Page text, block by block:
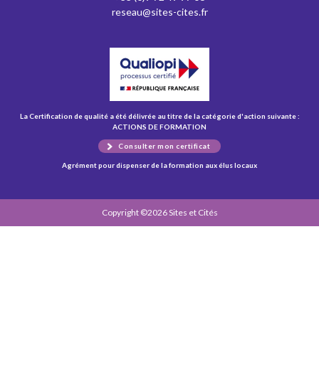
reseau@sites-cites.fr
La Certification de qualité a été délivrée au titre de la catégorie d'action suivante :
ACTIONS DE FORMATION
Consulter mon certificat
Agrément pour dispenser de la formation aux élus locaux
Copyright ©2026 Sites et Cités